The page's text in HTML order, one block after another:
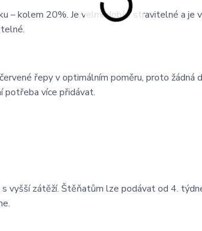
– kolem 20%. Je velmi dobře stravitelné a je
řepy v optimálním poměru, proto žádná
potřeba více přidávat.
vyšší zátěží. Štěňatům lze podávat od 4.